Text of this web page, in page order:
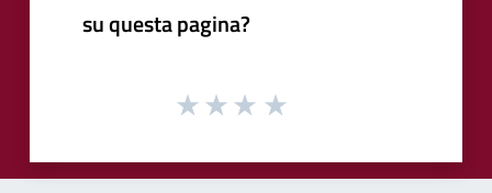
su questa pagina?